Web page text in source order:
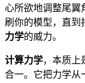
心所欲地调整尾翼
刷你的模型，直到
力学的威力。
计算力学，本质上
合一。它把力学从